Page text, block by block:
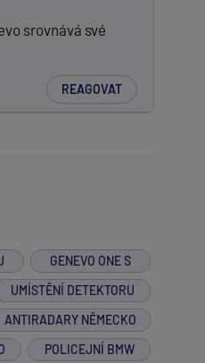
srovnává své
REAGOVAT
GENEVO ONE S
UMÍSTĚNÍ DETEKTORU
ANTIRADARY NĚMECKO
POLICEJNÍ BMW